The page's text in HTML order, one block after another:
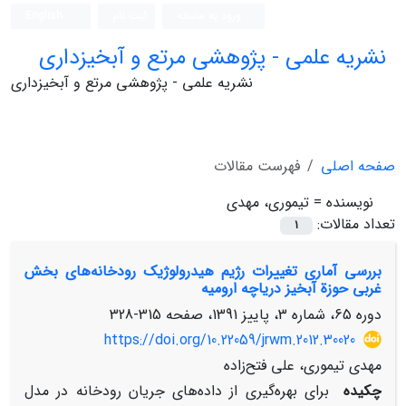
نشریه علمی - پژوهشی مرتع و آبخیزداری
نشریه علمی - پژوهشی مرتع و آبخیزداری
صفحه اصلی
فهرست مقالات
نویسنده = تیموری، مهدی
تعداد مقالات:
1
بررسی آماری تغییرات رژیم هیدرولوژیک رودخانه‌ها‌ی بخش
غربی حوزة آبخیز دریاچه ارومیه
دوره 65، شماره 3، پاییز 1391، صفحه
315-328
https://doi.org/10.22059/jrwm.2012.30020
مهدی تیموری، علی فتح‌زاده
چکیده
برای بهره‌گیری از داده‌های جریان رودخانه در مدل